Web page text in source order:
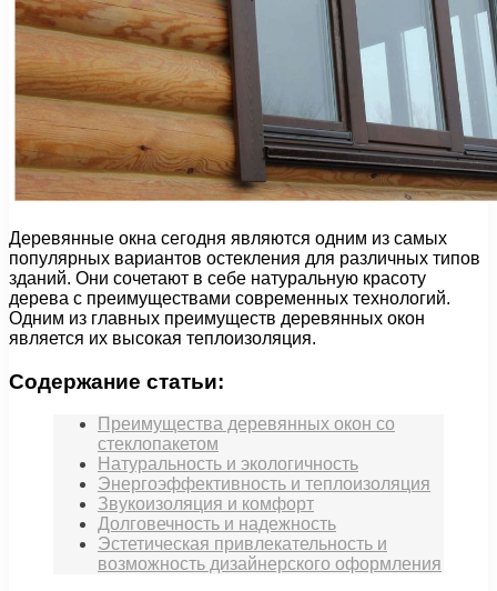
Деревянные окна сегодня являются одним из самых
популярных вариантов остекления для различных типов
зданий. Они сочетают в себе натуральную красоту
дерева с преимуществами современных технологий.
Одним из главных преимуществ деревянных окон
является их высокая теплоизоляция.
Содержание статьи:
Преимущества деревянных окон со
стеклопакетом
Натуральность и экологичность
Энергоэффективность и теплоизоляция
Звукоизоляция и комфорт
Долговечность и надежность
Эстетическая привлекательность и
возможность дизайнерского оформления